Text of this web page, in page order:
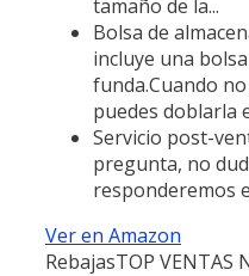
tamaño de la...
Bolsa de
incluye una
funda.Cuando
puedes doblarla
Servicio post-
pregunta, no
responderemos
Ver en Amazon
RebajasTOP VENTAS